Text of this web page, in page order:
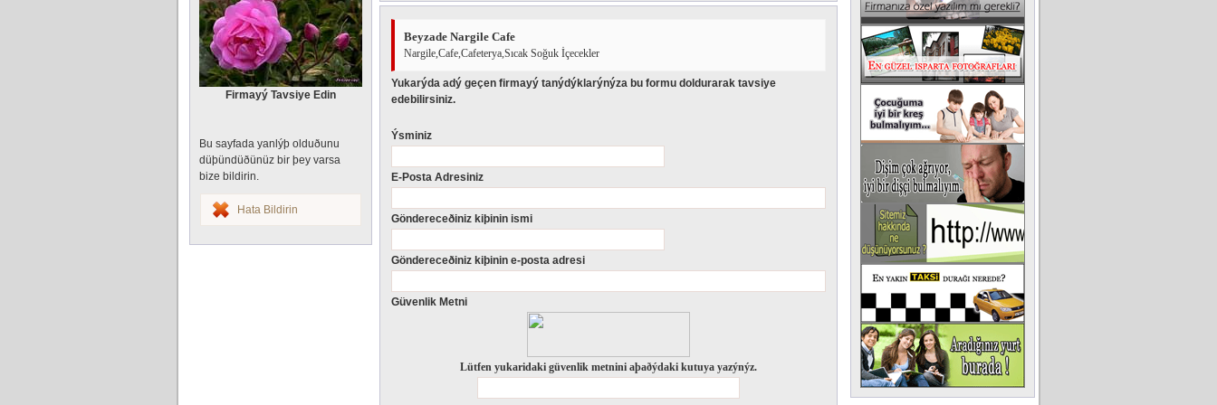
Firmayý Tavsiye Edin
Bu sayfada yanlýþ olduðunu
düþündüðünüz bir þey varsa
bize bildirin.
Hata Bildirin
Beyzade Nargile Cafe
Nargile,Cafe,Cafeterya,Sıcak Soğuk İçecekler
Yukarýda adý geçen firmayý tanýdýklarýnýza bu formu doldurarak tavsiye
edebilirsiniz.
Ýsminiz
E-Posta Adresiniz
Göndereceðiniz kiþinin ismi
Göndereceðiniz kiþinin e-posta adresi
Güvenlik Metni
Lütfen yukaridaki güvenlik metnini aþaðýdaki kutuya yazýnýz.